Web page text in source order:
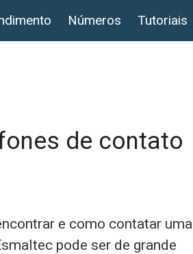
Números Tutoriais
de contato
e como contatar uma
pode ser de grande